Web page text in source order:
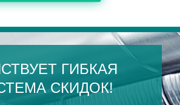
ГИБКАЯ
СКИДОК!